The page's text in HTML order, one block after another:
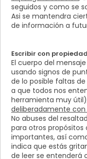
seguidos y como se
Asi se mantendra
de información a
Escribir con
El cuerpo del
usando signos de
de lo posible faltas
a que todos nos
herramienta muy
deliberadamente con
No abuses del
para otros
importantes, así
indica que estás
de leer se entenderá